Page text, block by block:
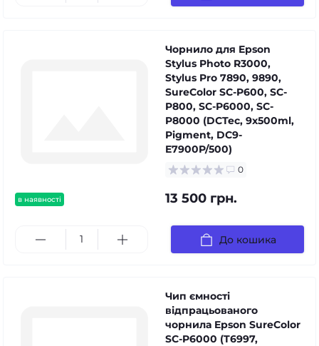
в наявності
Чорнило для Epson
Stylus Photo R3000,
Stylus Pro 7890, 9890,
SureColor SC-P600, SC-
P800, SC-P6000, SC-
P8000 (DCTec, 9x500ml,
Pigment, DC9-
E7900P/500)
0
13 500 грн.
До кошика
Чип ємності
відпрацьованого
чорнила Epson SureColor
SC-P6000 (T6997,